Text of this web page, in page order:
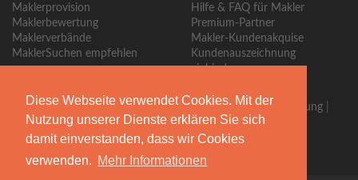
Diese Webseite verwendet Cookies. Mit der
Nutzung unserer Dienste erklären Sie sich
damit einverstanden, dass wir Cookies
verwenden. Mehr Informationen
Maklerprovision
Maklerbewertung
Maklerverbände
MaklerSuchen empfehlen
Hilfe & FAQ für Makler
Premium-Partner
Makler-Kundenakquise
Kundenauszeichnung
einbinden
Über uns|Blog|Kontakt | Partner |Presse| Qualitätssicherung
Bewertungsrichtlinien
Begleiten Sie uns